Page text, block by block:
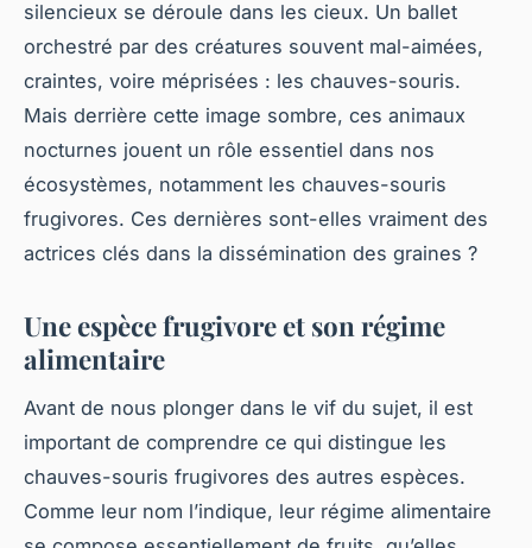
silencieux se déroule dans les cieux. Un ballet
orchestré par des créatures souvent mal-aimées,
craintes, voire méprisées : les chauves-souris.
Mais derrière cette image sombre, ces animaux
nocturnes jouent un rôle essentiel dans nos
écosystèmes, notamment les chauves-souris
frugivores. Ces dernières sont-elles vraiment des
actrices clés dans la dissémination des graines ?
Une espèce frugivore et son régime
alimentaire
Avant de nous plonger dans le vif du sujet, il est
important de comprendre ce qui distingue les
chauves-souris frugivores des autres espèces.
Comme leur nom l’indique, leur régime alimentaire